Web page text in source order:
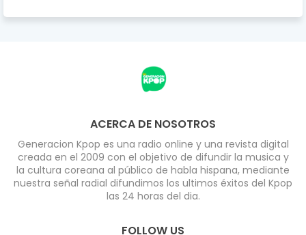
ACERCA DE NOSOTROS
Generacion Kpop es una radio online y una revista digital
creada en el 2009 con el objetivo de difundir la musica y
la cultura coreana al público de habla hispana, mediante
nuestra señal radial difundimos los ultimos éxitos del Kpop
las 24 horas del dia.
FOLLOW US